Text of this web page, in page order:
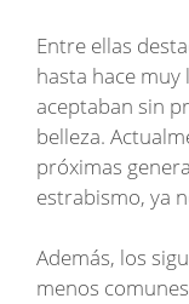
Entre ellas
hasta hace
aceptaban sin
belleza.
próximas
estrabismo, ya
Además, los
menos